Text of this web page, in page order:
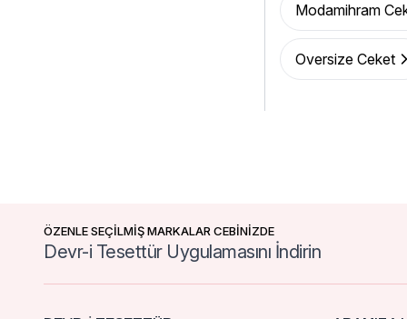
Modamihram
Oversize Ceket
ÖZENLE SEÇİLMİŞ MARKALAR CEBİNİZDE
Devr-i Tesettür Uygulamasını İndirin